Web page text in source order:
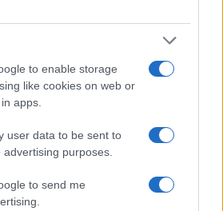
to enable storage
like cookies on web or
apps.
user data to be sent to
purposes.
to send me
7 agosto, sole e caldo tornano
Olbia: rampe chiuse ancora fino a